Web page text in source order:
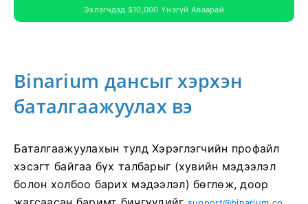
Эхлэгчдэд $10,000 Үнэгүй Аваарай
Binarium дансыг хэрхэн
баталгаажуулах вэ
Баталгаажуулахын тулд Хэрэглэгчийн профайл
хэсэгт байгаа бүх талбарыг (хувийн мэдээлэл
болон холбоо барих мэдээлэл) бөглөж, доор